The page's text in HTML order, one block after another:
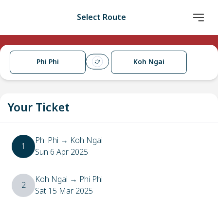
Select Route
Phi Phi Koh Ngai
Your Ticket
1 Phi Phi → Koh Ngai
Sun 6 Apr 2025
2 Koh Ngai → Phi Phi
Sat 15 Mar 2025